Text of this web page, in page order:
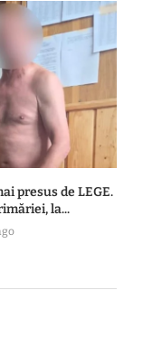
presus de LEGE.
la...